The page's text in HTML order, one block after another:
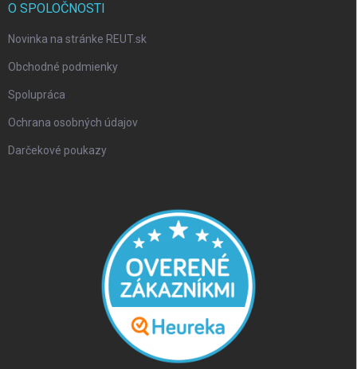
O SPOLOČNOSTI
Novinka na stránke REUT.sk
Obchodné podmienky
Spolupráca
Ochrana osobných údajov
Darčekové poukazy